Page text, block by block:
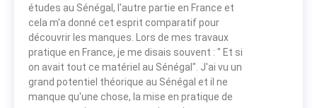
études au Sénégal, l'autre partie en France et
cela m'a donné cet esprit comparatif pour
découvrir les manques. Lors de mes travaux
pratique en France, je me disais souvent : " Et si
on avait tout ce matériel au Sénégal". J'ai vu un
grand potentiel théorique au Sénégal et il ne
manque qu'une chose, la mise en pratique de